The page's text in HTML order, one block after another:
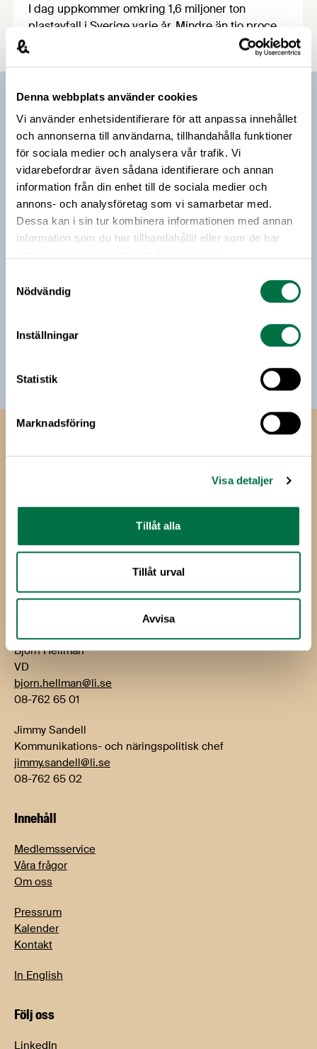
Denna webbplats använder cookies
Vi använder enhetsidentifierare för att anpassa innehållet
och annonserna till användarna, tillhandahålla funktioner
för sociala medier och analysera vår trafik. Vi
vidarebefordrar även sådana identifierare och annan
information från din enhet till de sociala medier och
annons- och analysföretag som vi samarbetar med.
Dessa kan i sin tur kombinera informationen med annan
information som du har tillhandahållit eller som de har
Nödvändig
Inställningar
Statistik
Marknadsföring
Visa detaljer
Tillåt alla
Tillåt urval
Avvisa
I dag uppkommer omkring 1,6 miljoner ton
plastavfall i Sverige varje år. Mindre än tio procent
materialåtervinns. Forskningsinstitutet RISE driver
ett projekt med syftet att öka återvinningen av
från industrin via en enkät som stänger den 20
Prenumerera på vårt nyhetsbrev
Vårt nyhetsbrev kommer ut 3-4 gånger i månaden och
riktar sig till alla med ett intresse för
livsmedelsföretagande och den svenska
livsmedelsbranschen. När du anmäler dig till vårt
nyhetsbrev godkänner du Livsmedelsföretagens
hantering av personuppgifter.
till min inkorg. Livsmedelsföretagen ska inte dela eller
sälja min personliga information. Jag kan när som helst
Björn Hellman
VD
bjorn.hellman@li.se
08-762 65 01
Jimmy Sandell
Kommunikations- och näringspolitisk chef
jimmy.sandell@li.se
08-762 65 02
Innehåll
Medlemsservice
Våra frågor
Om oss
Pressrum
Kalender
Kontakt
In English
Följ oss
LinkedIn